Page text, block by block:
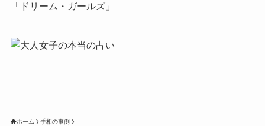
「ドリーム・ガールズ」
ホーム 手相の事例